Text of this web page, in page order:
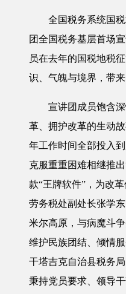
全国税务系统国税
团全国税务基层首场
员在去年的国税地税
识、气魄与境界，带
宣讲团成员饱含深
革、拥护改革的生动
年工作时间全部投入
克服重重困难相继推
款“王牌软件”，为改
劳务税处副处长张学
米尔高原，与病魔斗
维护民族团结、倾情
干塔吉克自治县税务
秉持党员要求、领导